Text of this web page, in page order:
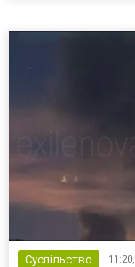
Суспільство 11:20,